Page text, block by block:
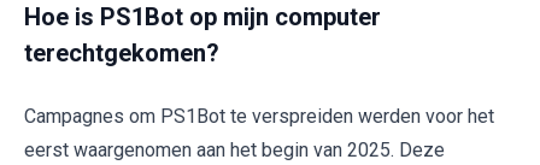
Hoe is PS1Bot op mijn computer
terechtgekomen?
Campagnes om PS1Bot te verspreiden werden voor het
eerst waargenomen aan het begin van 2025. Deze